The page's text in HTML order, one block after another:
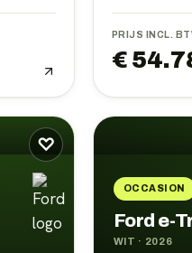
PRIJS INCL.
€
♡
OCCASION
Ford e-
WIT · 2026